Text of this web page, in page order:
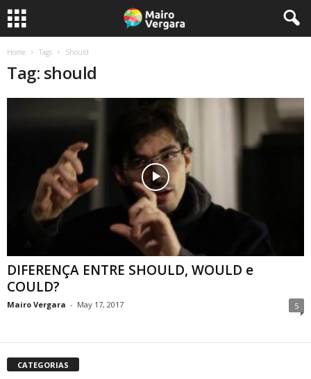
Home Tags Should
Tag: should
DIFERENÇA ENTRE SHOULD, WOULD e
COULD?
Mairo Vergara - May 17, 2017 5
CATEGORIAS